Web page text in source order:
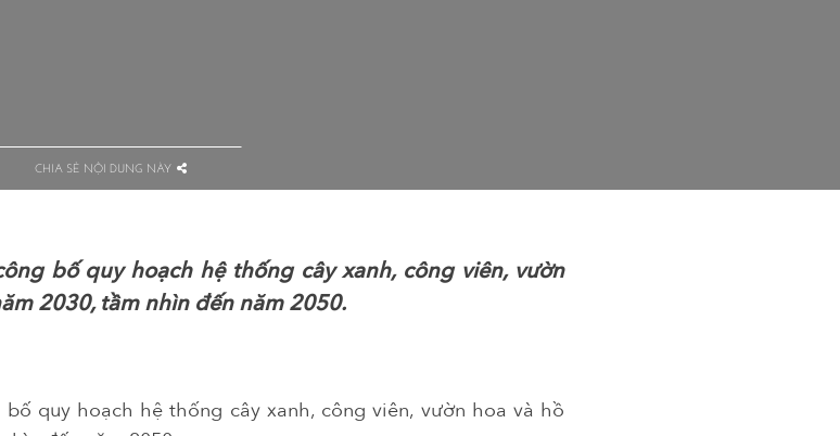
CHIA SẺ NỘI DUNG NÀY
bố quy hoạch hệ thống cây xanh, công viên, vườn
2030, tầm nhìn đến năm 2050.
quy hoạch hệ thống cây xanh, công viên, vườn hoa và hồ